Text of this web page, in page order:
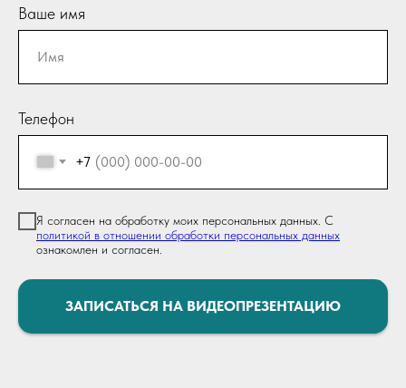
Ваше имя
Телефон
+7
Я согласен на обработку моих персональных данных. С
политикой в отношении обработки персональных данных
ознакомлен и согласен.
ЗАПИСАТЬСЯ НА ВИДЕОПРЕЗЕНТАЦИЮ